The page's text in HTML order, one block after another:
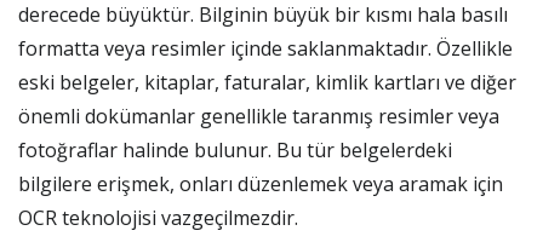
derecede büyüktür. Bilginin büyük bir kısmı hala basılı
formatta veya resimler içinde saklanmaktadır. Özellikle
eski belgeler, kitaplar, faturalar, kimlik kartları ve diğer
önemli dokümanlar genellikle taranmış resimler veya
fotoğraflar halinde bulunur. Bu tür belgelerdeki
bilgilere erişmek, onları düzenlemek veya aramak için
OCR teknolojisi vazgeçilmezdir.